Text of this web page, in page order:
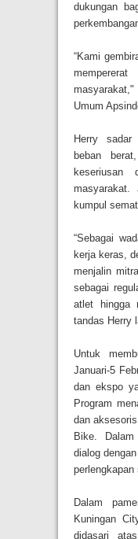
dukungan
“Kami
Umum
Herry sadar
beban
keseriusan
kumpul
“Sebagai
kerja keras,
menjalin
sebagai
atlet hingga
tandas Herry
Untuk
Januari-5
dan ekspo
Program
dan
Bike.
dialog
perlengkapan
Dalam
Kuningan
didasari